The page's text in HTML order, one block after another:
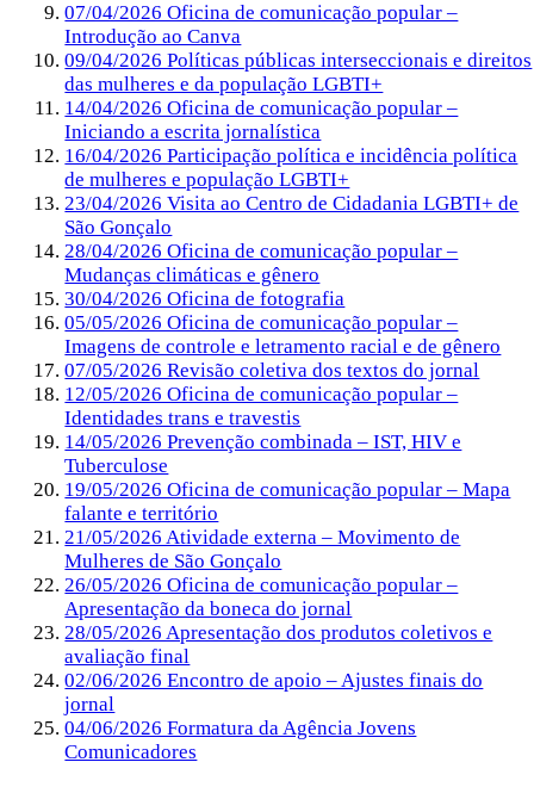
07/04/2026 Oficina de comunicação popular –
Introdução ao Canva
09/04/2026 Políticas públicas interseccionais e direitos
das mulheres e da população LGBTI+
14/04/2026 Oficina de comunicação popular –
Iniciando a escrita jornalística
16/04/2026 Participação política e incidência política
de mulheres e população LGBTI+
23/04/2026 Visita ao Centro de Cidadania LGBTI+ de
São Gonçalo
28/04/2026 Oficina de comunicação popular –
Mudanças climáticas e gênero
30/04/2026 Oficina de fotografia
05/05/2026 Oficina de comunicação popular –
Imagens de controle e letramento racial e de gênero
07/05/2026 Revisão coletiva dos textos do jornal
12/05/2026 Oficina de comunicação popular –
Identidades trans e travestis
14/05/2026 Prevenção combinada – IST, HIV e
Tuberculose
19/05/2026 Oficina de comunicação popular – Mapa
falante e território
21/05/2026 Atividade externa – Movimento de
Mulheres de São Gonçalo
26/05/2026 Oficina de comunicação popular –
Apresentação da boneca do jornal
28/05/2026 Apresentação dos produtos coletivos e
avaliação final
02/06/2026 Encontro de apoio – Ajustes finais do
jornal
04/06/2026 Formatura da Agência Jovens
Comunicadores